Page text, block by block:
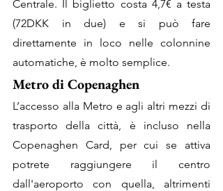
Centrale. Il biglietto costa 4,7€ a testa
(72DKK in due) e si può fare
direttamente in loco nelle colonnine
automatiche, è molto semplice.
Metro di Copenaghen
L’accesso alla Metro e agli altri mezzi di
trasporto della città, è incluso nella
Copenaghen Card, per cui se attiva
potrete raggiungere il centro
dall'aeroporto con quella, altrimenti